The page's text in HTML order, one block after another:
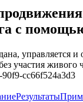
с
управляется и
участия живого
cc66f524a3d3
Результаты